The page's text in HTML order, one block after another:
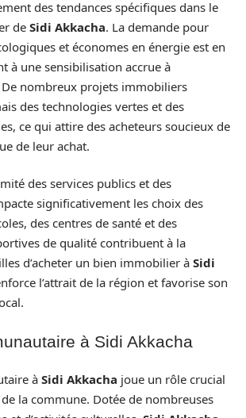
des tendances spécifiques dans le
de Sidi Akkacha. La demande pour
et économes en énergie est en
à une sensibilisation accrue à
De nombreux projets immobiliers
des technologies vertes et des
ce qui attire des acheteurs soucieux de
de leur achat.
des services publics et des
significativement les choix des
des centres de santé et des
de qualité contribuent à la
d’acheter un bien immobilier à Sidi
l’attrait de la région et favorise son
à Sidi Akkacha
à Sidi Akkacha joue un rôle crucial
la commune. Dotée de nombreuses